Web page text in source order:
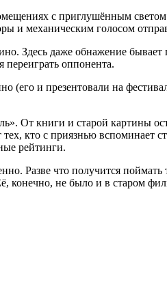
с приглушённым
и механическим голосом
Здесь даже обнажение
оппонента.
и презентовали на
От книги и старой картины
кто с приязнью вспоминает
рейтинги.
Разве что получится
не было и в старом